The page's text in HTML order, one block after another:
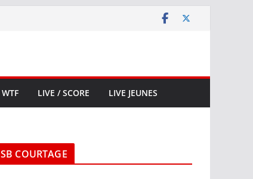
WTF LIVE / SCORE LIVE JEUNES
SB COURTAGE